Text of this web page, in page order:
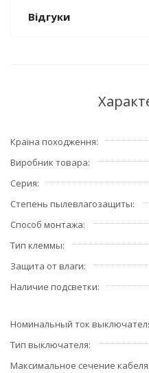
Відгуки
Країна походження
Виробник товара
Серия
Степень пылевлагозащиты
Способ монтажа
Тип клеммы
Защита от влаги
Наличие подсветки
Номинальный ток
Тип выключателя
Максимальное сечение кабеля